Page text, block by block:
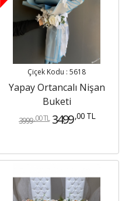
Çiçek Kodu : 5618
Yapay Ortancalı Nişan
Buketi
3999 ,00 TL 3499 ,00 TL